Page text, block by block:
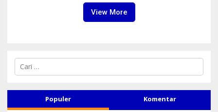
View More
C
i
n
Populer Komentar